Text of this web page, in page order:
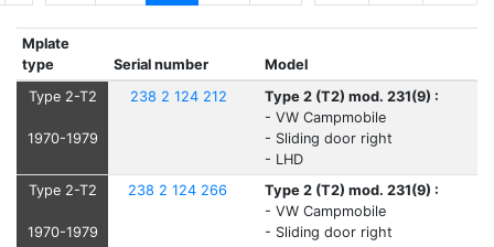
Mplate
type
Serial number
Model
Type 2-T2
1970-1979
238 2 124 212
Type 2 (T2) mod. 231(9) :
- VW Campmobile
- Sliding door right
- LHD
Type 2-T2
1970-1979
238 2 124 266
Type 2 (T2) mod. 231(9) :
- VW Campmobile
- Sliding door right